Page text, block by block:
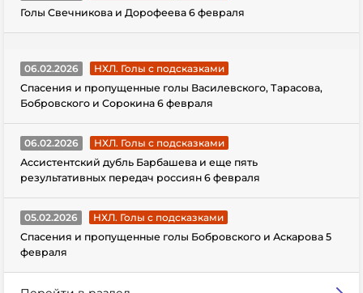
Голы Свечникова и Дорофеева 6 февраля
06.02.2026
НХЛ. Голы с подсказками
Спасения и пропущенные голы Василевского, Тарасова,
Бобровского и Сорокина 6 февраля
06.02.2026
НХЛ. Голы с подсказками
Ассистентский дубль Барбашева и еще пять
результативных передач россиян 6 февраля
05.02.2026
НХЛ. Голы с подсказками
Спасения и пропущенные голы Бобровского и Аскарова 5
февраля